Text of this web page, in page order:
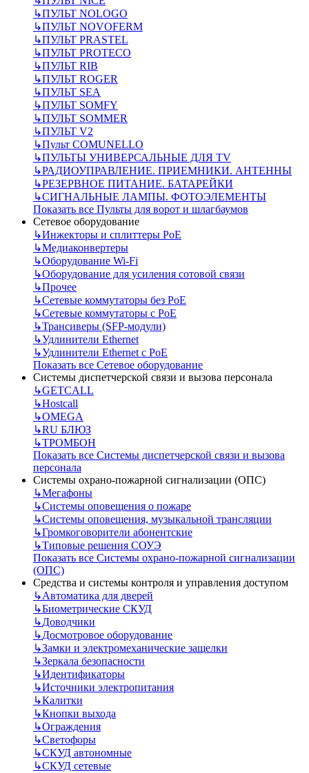
↳ПУЛЬТ NOLOGO
↳ПУЛЬТ NOVOFERM
↳ПУЛЬТ PRASTEL
↳ПУЛЬТ PROTECO
↳ПУЛЬТ RIB
↳ПУЛЬТ ROGER
↳ПУЛЬТ SEA
↳ПУЛЬТ SOMFY
↳ПУЛЬТ SOMMER
↳ПУЛЬТ V2
↳Пульт СOMUNELLO
↳ПУЛЬТЫ УНИВЕРСАЛЬНЫЕ ДЛЯ TV
↳РАДИОУПРАВЛЕНИЕ. ПРИЕМНИКИ. АНТЕННЫ
↳РЕЗЕРВНОЕ ПИТАНИЕ. БАТАРЕЙКИ
↳СИГНАЛЬНЫЕ ЛАМПЫ. ФОТОЭЛЕМЕНТЫ
Показать все Пульты для ворот и шлагбаумов
Сетевое оборудование
↳Инжекторы и сплиттеры РоЕ
↳Медиаконвертеры
↳Оборудование Wi-Fi
↳Оборудование для усиления сотовой связи
↳Прочее
↳Сетевые коммутаторы без РоЕ
↳Сетевые коммутаторы с РоЕ
↳Трансиверы (SFP-модули)
↳Удлинители Ethernet
↳Удлинители Ethernet с PoE
Показать все Сетевое оборудование
Системы диспетчерской связи и вызова персонала
↳GETCALL
↳Hostcall
↳OMEGA
↳RU БЛЮЗ
↳ТРОМБОН
Показать все Системы диспетчерской связи и вызова
персонала
Системы охрано-пожарной сигнализации (ОПС)
↳Мегафоны
↳Системы оповещения о пожаре
↳Системы оповещения, музыкальной трансляции
↳Громкоговорители абонентские
↳Типовые решения СОУЭ
Показать все Системы охрано-пожарной сигнализации
(ОПС)
Средства и системы контроля и управления доступом
↳Автоматика для дверей
↳Биометрические СКУД
↳Доводчики
↳Досмотровое оборудование
↳Замки и электромеханические защелки
↳Зеркала безопасности
↳Идентификаторы
↳Источники электропитания
↳Калитки
↳Кнопки выхода
↳Ограждения
↳Светофоры
↳СКУД автономные
↳СКУД сетевые